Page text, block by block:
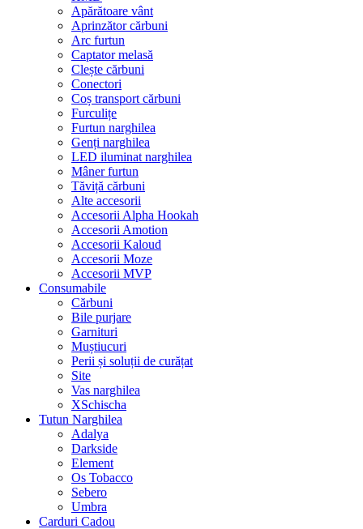
Apărătoare vânt
Aprinzător cărbuni
Arc furtun
Captator melasă
Clește cărbuni
Conectori
Coș transport cărbuni
Furculițe
Furtun narghilea
Genți narghilea
LED iluminat narghilea
Mâner furtun
Tăviță cărbuni
Alte accesorii
Accesorii Alpha Hookah
Accesorii Amotion
Accesorii Kaloud
Accesorii Moze
Accesorii MVP
Consumabile
Cărbuni
Bile purjare
Garnituri
Muștiucuri
Perii și soluții de curățat
Site
Vas narghilea
XSchischa
Tutun Narghilea
Adalya
Darkside
Element
Os Tobacco
Sebero
Umbra
Carduri Cadou